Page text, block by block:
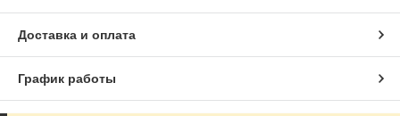
Доставка и оплата
График работы